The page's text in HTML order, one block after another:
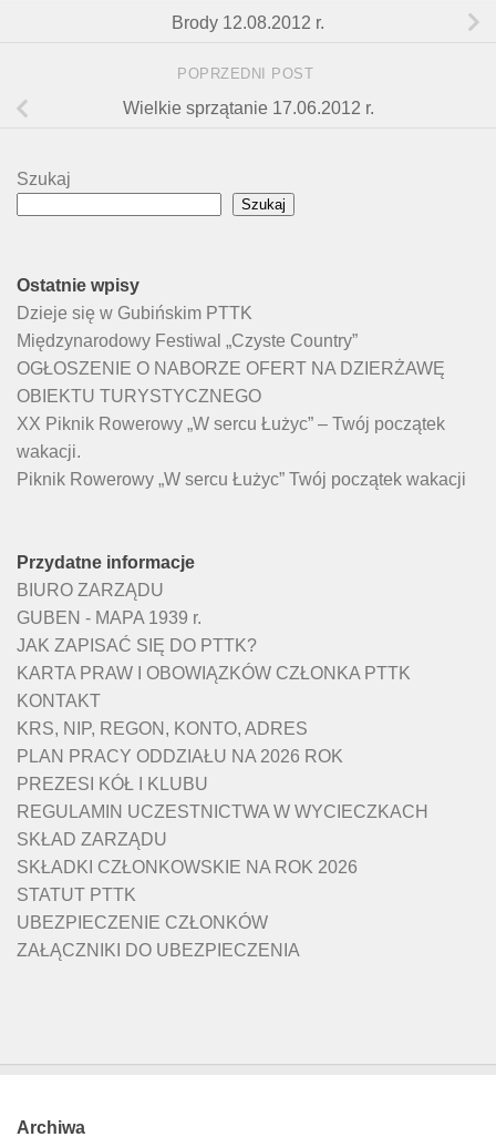
Brody 12.08.2012 r.
POPRZEDNI POST
Wielkie sprzątanie 17.06.2012 r.
Szukaj
Szukaj
Ostatnie wpisy
Dzieje się w Gubińskim PTTK
Międzynarodowy Festiwal „Czyste Country”
OGŁOSZENIE O NABORZE OFERT NA DZIERŻAWĘ
OBIEKTU TURYSTYCZNEGO
XX Piknik Rowerowy „W sercu Łużyc” – Twój początek
wakacji.
Piknik Rowerowy „W sercu Łużyc” Twój początek wakacji
Przydatne informacje
BIURO ZARZĄDU
GUBEN - MAPA 1939 r.
JAK ZAPISAĆ SIĘ DO PTTK?
KARTA PRAW I OBOWIĄZKÓW CZŁONKA PTTK
KONTAKT
KRS, NIP, REGON, KONTO, ADRES
PLAN PRACY ODDZIAŁU NA 2026 ROK
PREZESI KÓŁ I KLUBU
REGULAMIN UCZESTNICTWA W WYCIECZKACH
SKŁAD ZARZĄDU
SKŁADKI CZŁONKOWSKIE NA ROK 2026
STATUT PTTK
UBEZPIECZENIE CZŁONKÓW
ZAŁĄCZNIKI DO UBEZPIECZENIA
Archiwa